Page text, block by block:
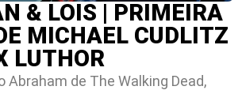
& LOIS | PRIMEIRA
MICHAEL CUDLITZ
LUTHOR
Abraham de The Walking Dead,